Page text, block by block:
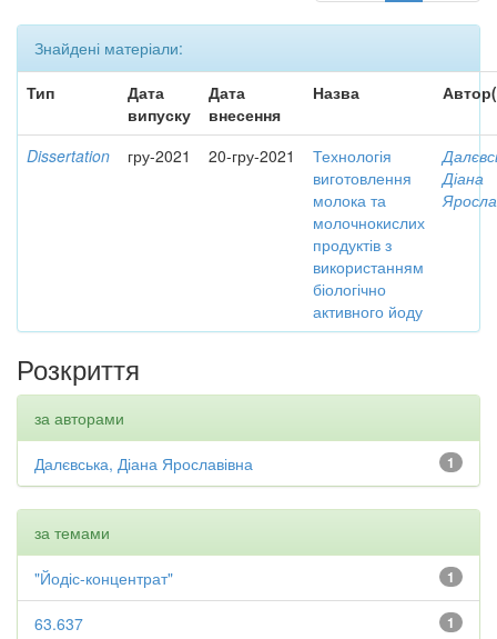
Знайдені матеріали:
Тип
Дата
випуску
Дата
внесення
Назва
Dissertation гру-2021 20-гру-2021
Технологія
виготовлення
молока та
молочнокислих
продуктів з
використанням
біологічно
активного йоду
Діана
Розкриття
за авторами
1
Далєвська, Діана Ярославівна
за темами
1
"Йодіс-концентрат"
1
63.637